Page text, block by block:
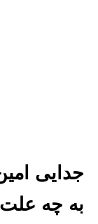
جدایی
به چه علت